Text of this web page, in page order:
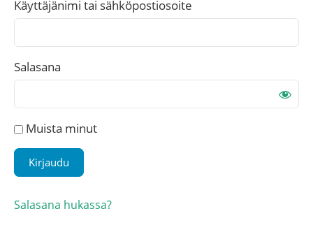
Käyttäjänimi tai sähköpostiosoite
Salasana
Muista minut
Salasana hukassa?